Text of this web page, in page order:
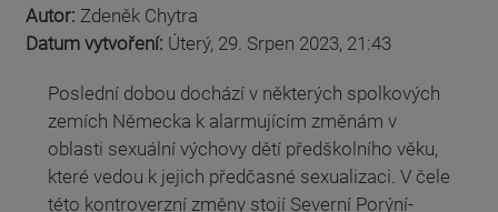
Autor: Zdeněk Chytra
Datum vytvoření: Úterý, 29. Srpen 2023, 21:43
Poslední dobou dochází v některých spolkových
zemích Německa k alarmujícím změnám v
oblasti sexuální výchovy dětí předškolního věku,
které vedou k jejich předčasné sexualizaci. V čele
této kontroverzní změny stojí Severní Porýní-